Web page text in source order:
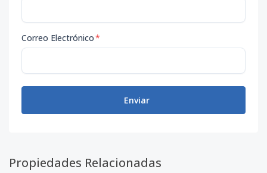
Correo Electrónico*
Enviar
Propiedades Relacionadas